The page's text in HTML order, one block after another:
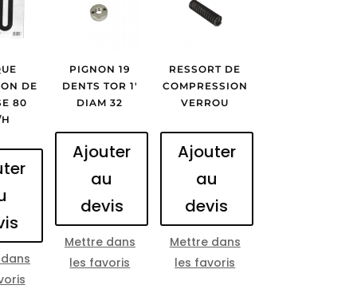
DE
80
PIGNON 19
DENTS TOR 1′
DIAM 32
Ajouter
au
devis
Mettre dans
les favoris
RESSORT DE
COMPRESSION
VERROU
Ajouter
au
devis
Mettre dans
les favoris